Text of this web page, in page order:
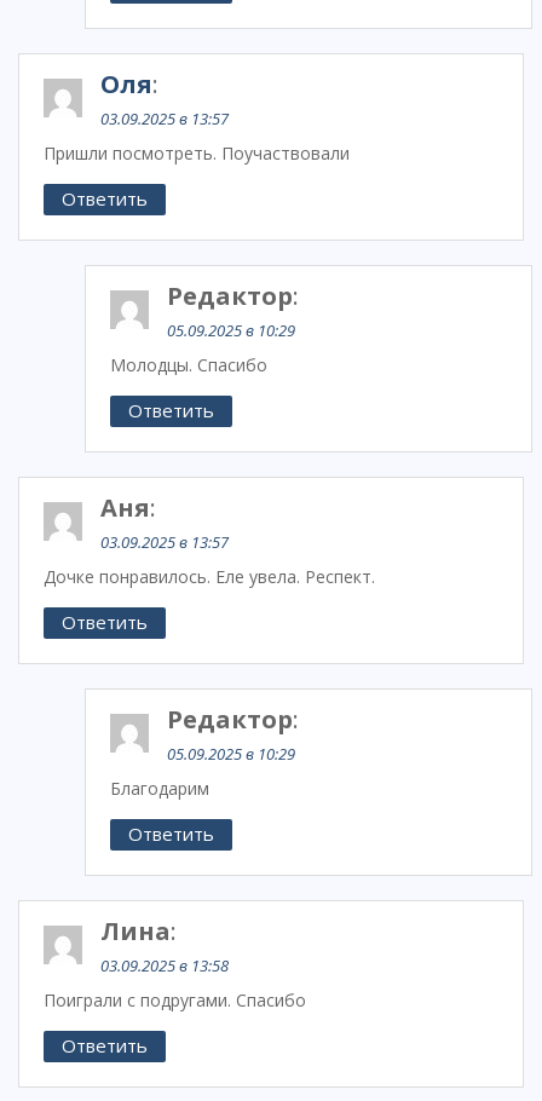
Оля:
03.09.2025 в 13:57
Пришли посмотреть. Поучаствовали
Ответить
Редактор:
05.09.2025 в 10:29
Молодцы. Спасибо
Ответить
Аня:
03.09.2025 в 13:57
Дочке понравилось. Еле увела. Респект.
Ответить
Редактор:
05.09.2025 в 10:29
Благодарим
Ответить
Лина:
03.09.2025 в 13:58
Поиграли с подругами. Спасибо
Ответить